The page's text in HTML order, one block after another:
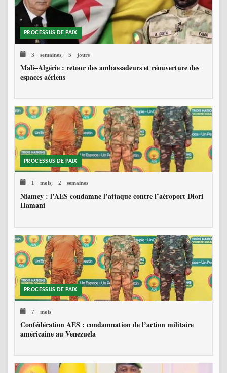
PROCESSUS DE PAIX
3 semaines, 5 jours
Mali–Algérie : retour des ambassadeurs et réouverture des
espaces aériens
PROCESSUS DE PAIX
1 mois, 2 semaines
Niamey : l’AES condamne l’attaque contre l’aéroport Diori
Hamani
PROCESSUS DE PAIX
7 mois
Confédération AES : condamnation de l’action militaire
américaine au Venezuela